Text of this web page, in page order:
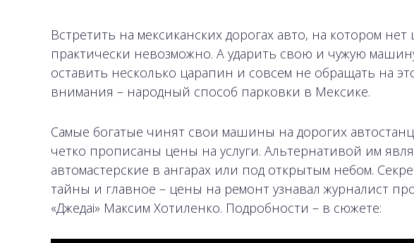
Встретить на мексиканских дорогах авто, на котором нет
практически невозможно. А ударить свою и чужую
оставить несколько царапин и совсем не обращать на
внимания – народный способ парковки в Мексике.
Самые богатые чинят свои машины на дорогих
четко прописаны цены на услуги. Альтернативой им
автомастерские в ангарах или под открытым небом.
тайны и главное – цены на ремонт узнавал журналист
«Джедаі» Максим Хотиленко. Подробности – в сюжете: